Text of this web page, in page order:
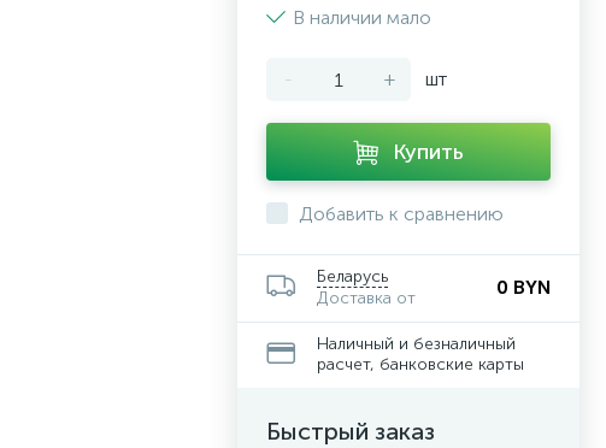
В наличии мало
- + шт
Купить
Добавить к сравнению
Беларусь
Доставка от
0 BYN
Наличный и безналичный
расчет, банковские карты
Быстрый заказ